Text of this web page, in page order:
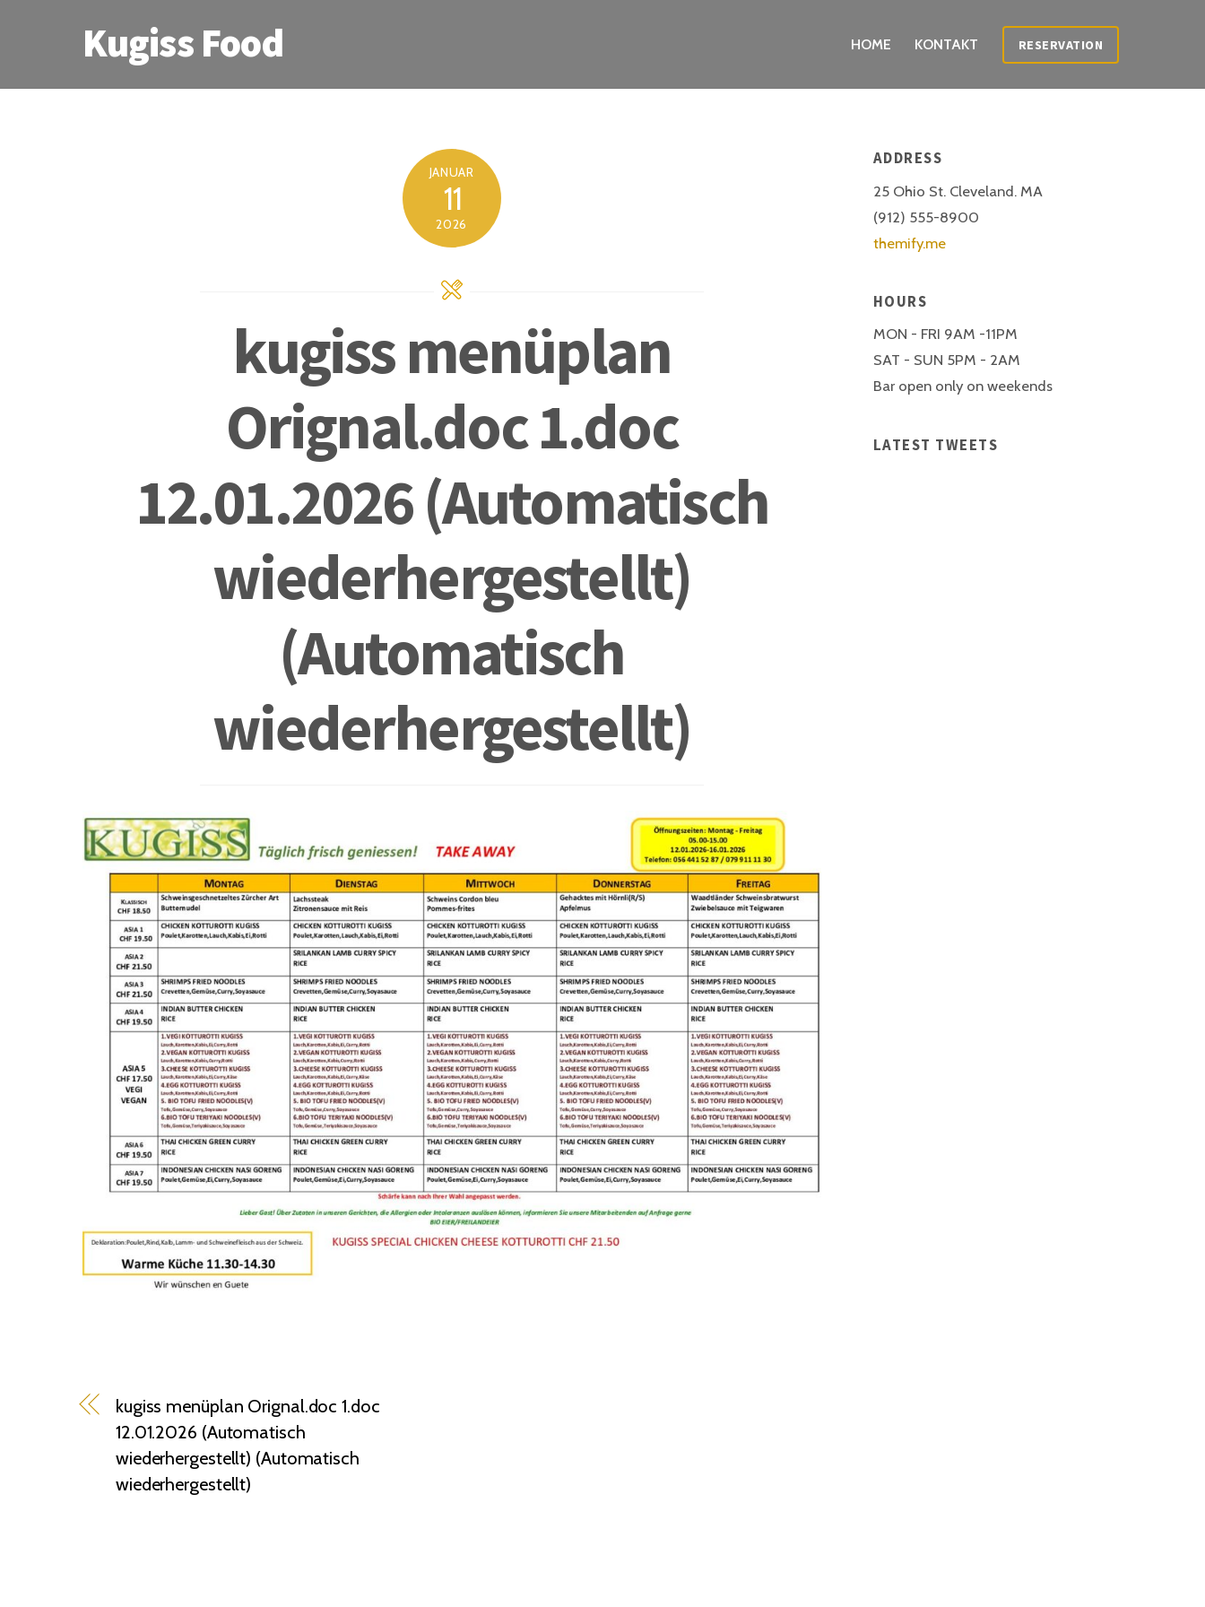
Kugiss Food HOME KONTAKT RESERVATION
JANUAR
11
2026
kugiss menüplan
Orignal.doc 1.doc
12.01.2026 (Automatisch
wiederhergestellt)
(Automatisch
wiederhergestellt)
kugiss menüplan Orignal.doc 1.doc
12.01.2026 (Automatisch
wiederhergestellt) (Automatisch
wiederhergestellt)
ADDRESS
25 Ohio St. Cleveland. MA
(912) 555-8900
themify.me
HOURS
MON - FRI 9AM -11PM
SAT - SUN 5PM - 2AM
Bar open only on weekends
LATEST TWEETS